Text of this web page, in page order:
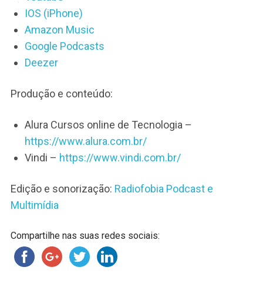
IOS (iPhone)
Amazon Music
Google Podcasts
Deezer
Produção e conteúdo:
Alura Cursos online de Tecnologia –
https://www.alura.com.br/
Vindi – https://www.vindi.com.br/
Edição e sonorização: Radiofobia Podcast e
Multimídia
Compartilhe nas suas redes sociais: